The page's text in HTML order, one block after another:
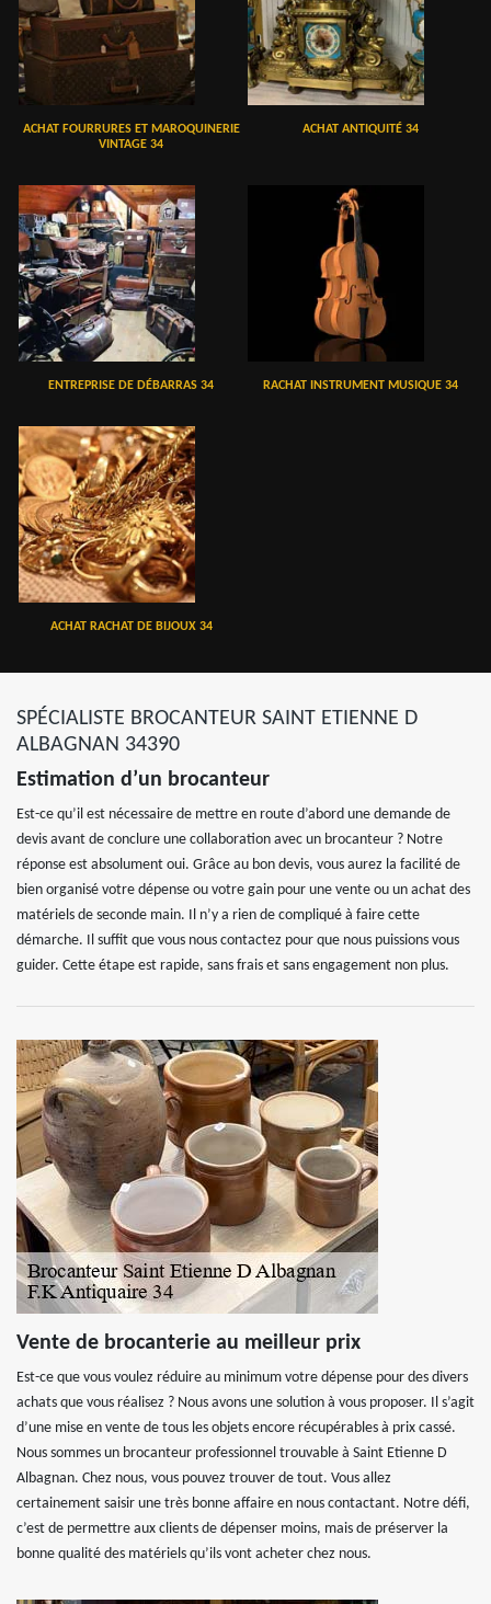
ACHAT FOURRURES ET MAROQUINERIE
VINTAGE 34
ACHAT ANTIQUITÉ 34
ENTREPRISE DE DÉBARRAS 34 RACHAT INSTRUMENT MUSIQUE 34
ACHAT RACHAT DE BIJOUX 34
SPÉCIALISTE BROCANTEUR SAINT ETIENNE D
ALBAGNAN 34390
Estimation d’un brocanteur
Est-ce qu’il est nécessaire de mettre en route d’abord une demande de
devis avant de conclure une collaboration avec un brocanteur ? Notre
réponse est absolument oui. Grâce au bon devis, vous aurez la facilité de
bien organisé votre dépense ou votre gain pour une vente ou un achat des
matériels de seconde main. Il n’y a rien de compliqué à faire cette
démarche. Il suffit que vous nous contactez pour que nous puissions vous
guider. Cette étape est rapide, sans frais et sans engagement non plus.
Vente de brocanterie au meilleur prix
Est-ce que vous voulez réduire au minimum votre dépense pour des divers
achats que vous réalisez ? Nous avons une solution à vous proposer. Il s’agit
d’une mise en vente de tous les objets encore récupérables à prix cassé.
Nous sommes un brocanteur professionnel trouvable à Saint Etienne D
Albagnan. Chez nous, vous pouvez trouver de tout. Vous allez
certainement saisir une très bonne affaire en nous contactant. Notre défi,
c’est de permettre aux clients de dépenser moins, mais de préserver la
bonne qualité des matériels qu’ils vont acheter chez nous.